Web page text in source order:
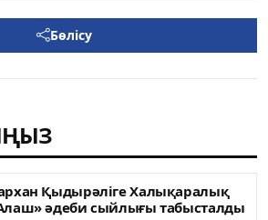
Бөлісу
Қыдырәліге Халықаралық
әдеби сыйлығы табысталды